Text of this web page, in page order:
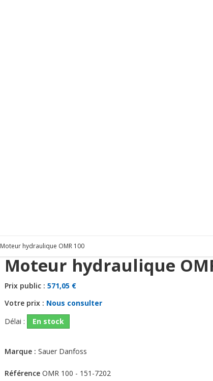
Moteur hydraulique OMR 100
Moteur hydraulique
Prix public : 571,05 €
Votre prix : Nous consulter
Délai :
En stock
Marque : Sauer Danfoss
Référence OMR 100 - 151-7202